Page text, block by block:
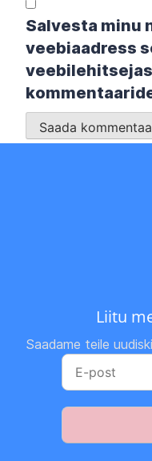
Salvesta minu
veebiaadress
Liitu
Saadame teile